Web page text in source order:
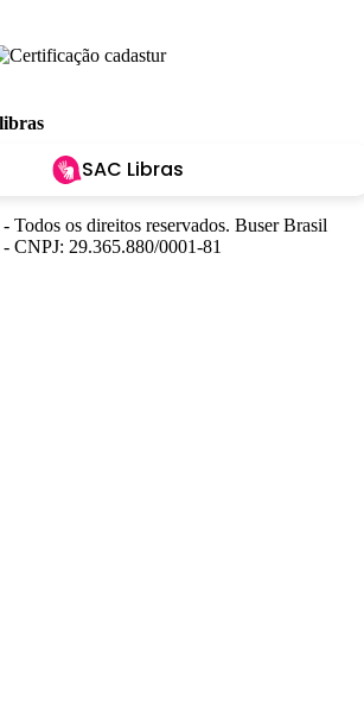
SAC Libras
os direitos reservados. Buser Brasil
CNPJ: 29.365.880/0001-81